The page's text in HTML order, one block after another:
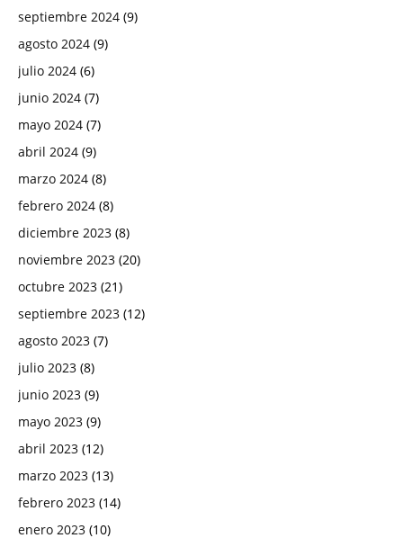
septiembre 2024 (9)
agosto 2024 (9)
julio 2024 (6)
junio 2024 (7)
mayo 2024 (7)
abril 2024 (9)
marzo 2024 (8)
febrero 2024 (8)
diciembre 2023 (8)
noviembre 2023 (20)
octubre 2023 (21)
septiembre 2023 (12)
agosto 2023 (7)
julio 2023 (8)
junio 2023 (9)
mayo 2023 (9)
abril 2023 (12)
marzo 2023 (13)
febrero 2023 (14)
enero 2023 (10)